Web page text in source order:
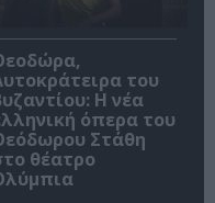
του
Η νέα
όπερα του
Στάθη
θέατρο